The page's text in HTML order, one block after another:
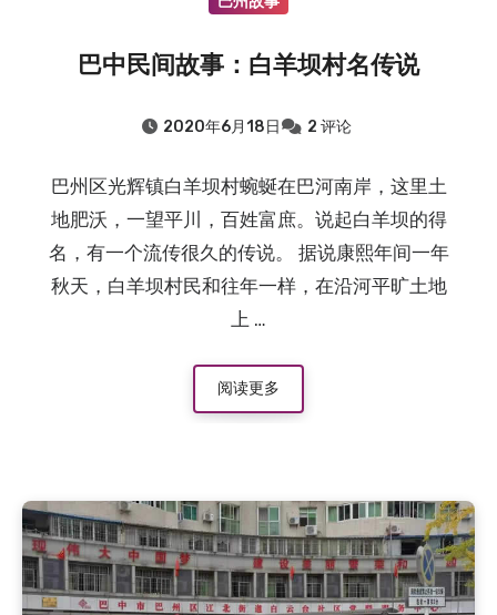
巴中民间故事：白羊坝村名传说
2020年6月18日 2 评论
巴州区光辉镇白羊坝村蜿蜒在巴河南岸，这里土
地肥沃，一望平川，百姓富庶。说起白羊坝的得
名，有一个流传很久的传说。 据说康熙年间一年
秋天，白羊坝村民和往年一样，在沿河平旷土地
上 …
阅读更多